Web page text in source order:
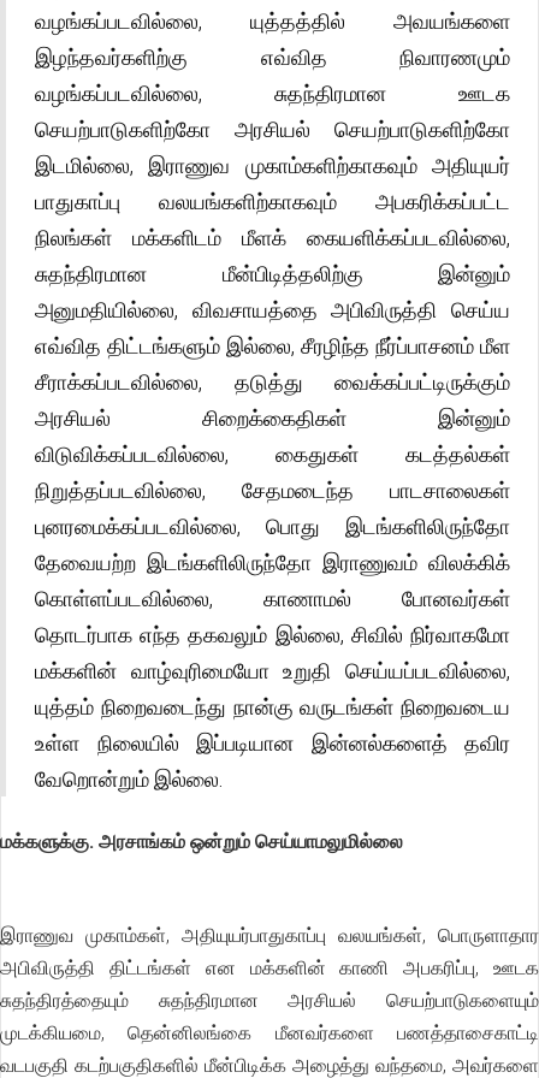
வழங்கப்படவில்லை, யுத்தத்தில் அவயங்களை
இழந்தவர்களிற்கு எவ்வித நிவாரணமும்
வழங்கப்படவில்லை, சுதந்திரமான ஊடக
செயற்பாடுகளிற்கோ அரசியல் செயற்பாடுகளிற்கோ
இடமில்லை, இராணுவ முகாம்களிற்காகவும் அதியுயர்
பாதுகாப்பு வலயங்களிற்காகவும் அபகரிக்கப்பட்ட
நிலங்கள் மக்களிடம் மீளக் கையளிக்கப்படவில்லை,
சுதந்திரமான மீன்பிடித்தலிற்கு இன்னும்
அனுமதியில்லை, விவசாயத்தை அபிவிருத்தி செய்ய
எவ்வித திட்டங்களும் இல்லை, சீரழிந்த நீர்ப்பாசனம் மீள
சீராக்கப்படவில்லை, தடுத்து வைக்கப்பட்டிருக்கும்
அரசியல் சிறைக்கைதிகள் இன்னும்
விடுவிக்கப்படவில்லை, கைதுகள் கடத்தல்கள்
நிறுத்தப்படவில்லை, சேதமடைந்த பாடசாலைகள்
புனரமைக்கப்படவில்லை, பொது இடங்களிலிருந்தோ
தேவையற்ற இடங்களிலிருந்தோ இராணுவம் விலக்கிக்
கொள்ளப்படவில்லை, காணாமல் போனவர்கள்
தொடர்பாக எந்த தகவலும் இல்லை, சிவில் நிர்வாகமோ
மக்களின் வாழ்வுரிமையோ உறுதி செய்யப்படவில்லை,
யுத்தம் நிறைவடைந்து நான்கு வருடங்கள் நிறைவடைய
உள்ள நிலையில் இப்படியான இன்னல்களைத் தவிர
வேறொன்றும் இல்லை.
மக்களுக்கு. அரசாங்கம் ஒன்றும் செய்யாமலுமில்லை
இராணுவ முகாம்கள், அதியுயர்பாதுகாப்பு வலயங்கள், பொருளாதார
அபிவிருத்தி திட்டங்கள் என மக்களின் காணி அபகரிப்பு, ஊடக
சுதந்திரத்தையும் சுதந்திரமான அரசியல் செயற்பாடுகளையும்
முடக்கியமை, தென்னிலங்கை மீனவர்களை பணத்தாசைகாட்டி
வடபகுதி கடற்பகுதிகளில் மீன்பிடிக்க அழைத்து வந்தமை, அவர்களை